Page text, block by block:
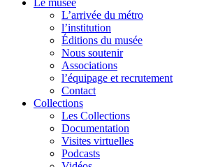
Le musée
L’arrivée du métro
l’institution
Éditions du musée
Nous soutenir
Associations
l’équipage et recrutement
Contact
Collections
Les Collections
Documentation
Visites virtuelles
Podcasts